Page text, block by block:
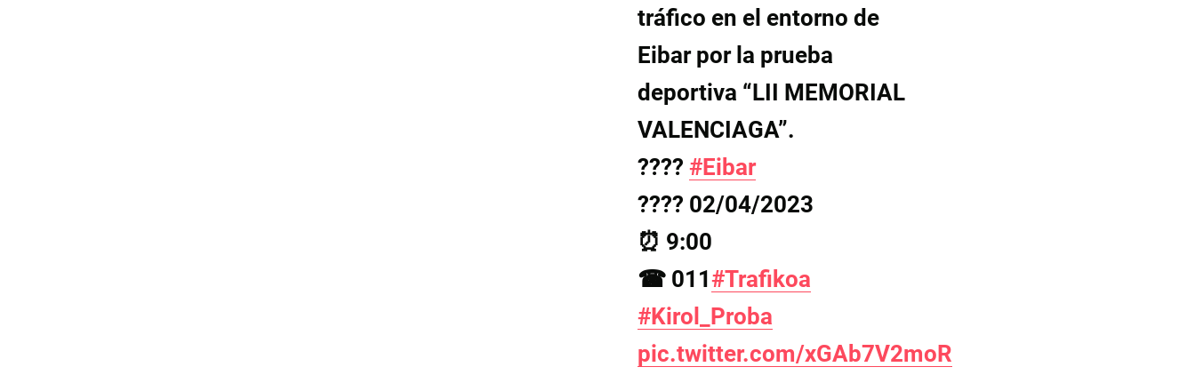
tráfico en el entorno de
Eibar por la prueba
deportiva “LII MEMORIAL
VALENCIAGA”.
????#Eibar
????️ 02/04/2023
⏰ 9:00
☎ 011#Trafikoa
#Kirol_Proba
pic.twitter.com/xGAb7V2moR